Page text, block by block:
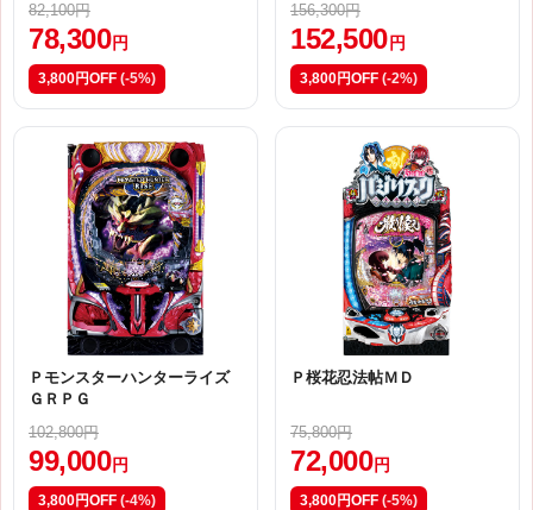
82,100円
78,300 円
3,800円OFF (-5%)
156,300円
152,500 円
3,800円OFF (-2%)
Ｐモンスターハンターライズ
ＧＲＰＧ
102,800円
99,000円
3,800円OFF (-4%)
Ｐ桜花忍法帖ＭＤ
75,800円
72,000円
3,800円OFF (-5%)